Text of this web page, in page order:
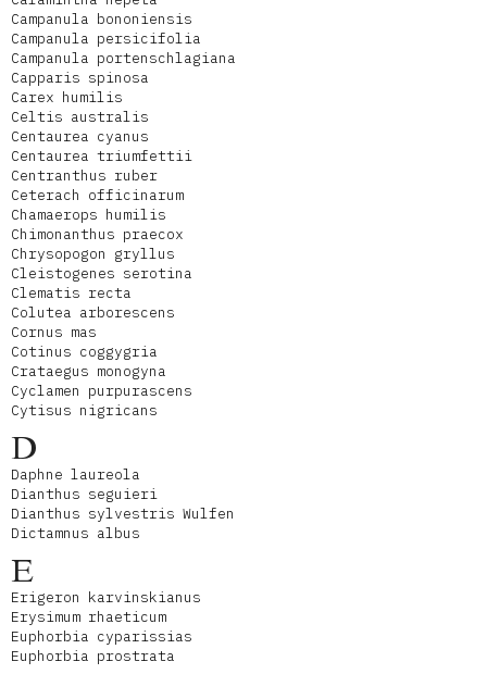
Campanula bononiensis
Campanula persicifolia
Campanula portenschlagiana
Capparis spinosa
Carex humilis
Celtis australis
Centaurea cyanus
Centaurea triumfettii
Centranthus ruber
Ceterach officinarum
Chamaerops humilis
Chimonanthus praecox
Chrysopogon gryllus
Cleistogenes serotina
Clematis recta
Colutea arborescens
Cornus mas
Cotinus coggygria
Crataegus monogyna
Cyclamen purpurascens
Cytisus nigricans
D
Daphne laureola
Dianthus seguieri
Dianthus sylvestris Wulfen
Dictamnus albus
E
Erigeron karvinskianus
Erysimum rhaeticum
Euphorbia cyparissias
Euphorbia prostrata